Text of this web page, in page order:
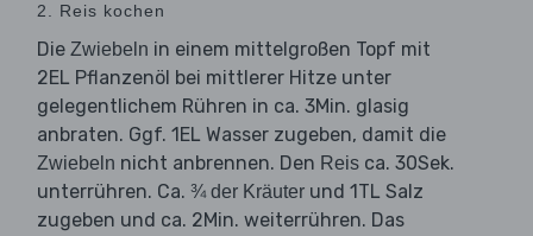
2. Reis kochen
Die Zwiebeln in einem mittelgroßen Topf mit
2EL Pflanzenöl bei mittlerer Hitze unter
gelegentlichem Rühren in ca. 3Min. glasig
anbraten. Ggf. 1EL Wasser zugeben, damit die
Zwiebeln nicht anbrennen. Den Reis ca. 30Sek.
unterrühren. Ca. ¾ der Kräuter und 1TL Salz
zugeben und ca. 2Min. weiterrühren. Das